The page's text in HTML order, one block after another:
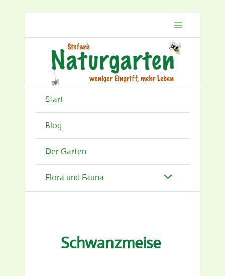
Start
Blog
Der Garten
Flora und Fauna
Schwanzmeise